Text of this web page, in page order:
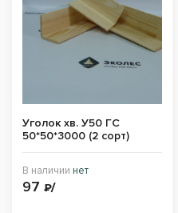
Уголок хв. У50 ГС
50*50*3000 (2 сорт)
В наличии нет
97 ₽/